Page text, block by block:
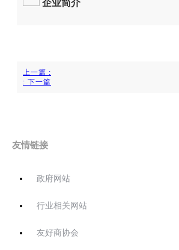
企业简介
上一篇 :
: 下一篇
友情链接
政府网站
行业相关网站
友好商协会